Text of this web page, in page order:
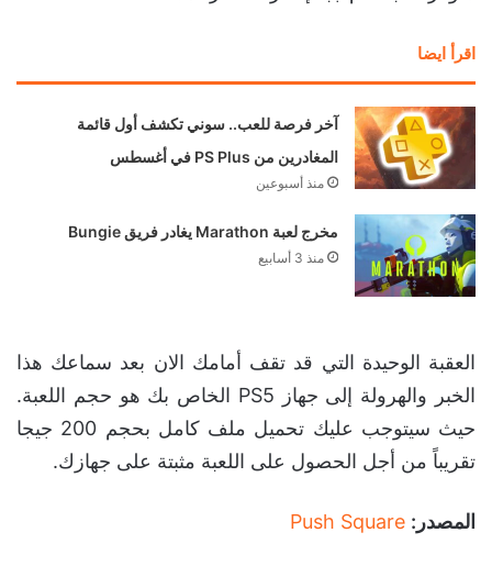
اقرأ ايضا
آخر فرصة للعب.. سوني تكشف أول قائمة
المغادرين من PS Plus في أغسطس
منذ أسبوعين
مخرج لعبة Marathon يغادر فريق Bungie
منذ 3 أسابيع
العقبة الوحيدة التي قد تقف أمامك الان بعد سماعك هذا
الخبر والهرولة إلى جهاز PS5 الخاص بك هو حجم اللعبة.
حيث سيتوجب عليك تحميل ملف كامل بحجم 200 جيجا
تقريباً من أجل الحصول على اللعبة مثبتة على جهازك.
المصدر: Push Square